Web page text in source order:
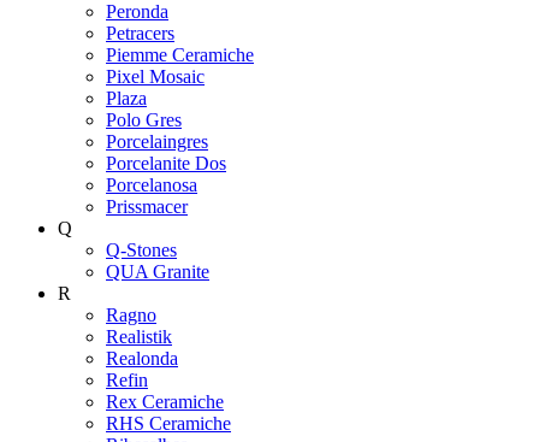
Peronda
Petracers
Piemme Ceramiche
Pixel Mosaic
Plaza
Polo Gres
Porcelaingres
Porcelanite Dos
Porcelanosa
Prissmacer
Q
Q-Stones
QUA Granite
R
Ragno
Realistik
Realonda
Refin
Rex Ceramiche
RHS Ceramiche